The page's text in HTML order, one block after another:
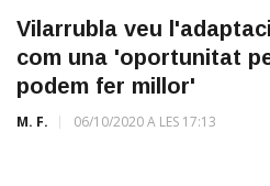
Vilarrubla veu
com una 'oportunitat
podem fer millor'
M. F. 06/10/2020 A LES 17:13